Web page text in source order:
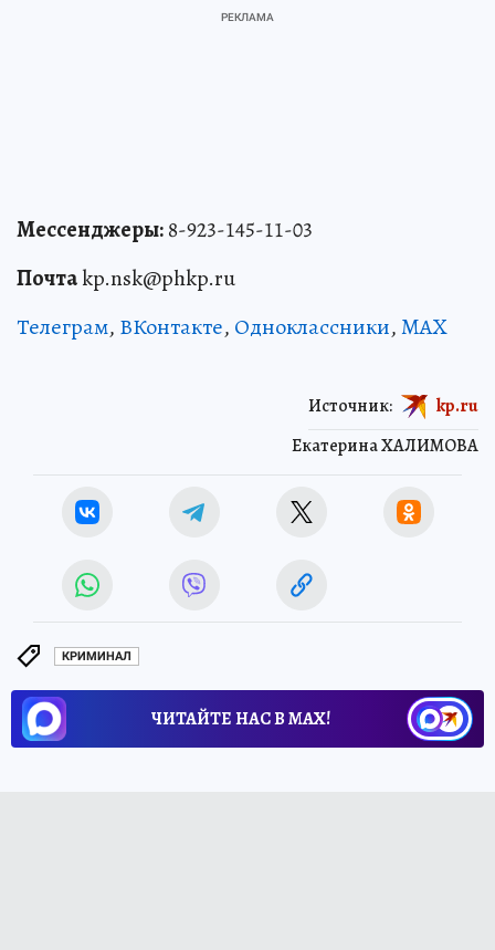
Мессенджеры:8-923-145-11-03
Почтаkp.nsk@phkp.ru
Телеграм, ВКонтакте, Одноклассники,MAX
Екатерина ХАЛИМОВА
Источник: kp.ru
КРИМИНАЛ
ЧИТАЙТЕ НАС В МАХ!